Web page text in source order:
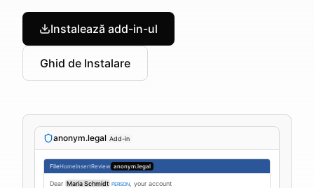
Instalează add-in-ul
Ghid de Instalare
anonym.legal Add-in
FileHomeInsertReview anonym.legal
Dear Maria Schmidt PERSON
, your account